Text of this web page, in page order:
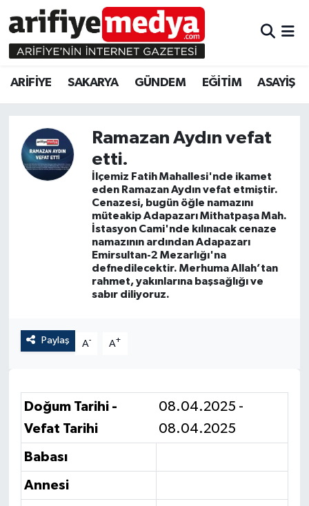
ARİFİYE SAKARYA GÜNDEM EĞİTİM ASAYİŞ
Ramazan Aydın vefat
etti.
İlçemiz Fatih Mahallesi'nde ikamet
eden Ramazan Aydın vefat etmiştir.
Cenazesi, bugün öğle namazını
müteakip Adapazarı Mithatpaşa Mah.
İstasyon Cami'nde kılınacak cenaze
namazının ardından Adapazarı
Emirsultan-2 Mezarlığı'na
defnedilecektir. Merhuma Allah’tan
rahmet, yakınlarına başsağlığı ve
sabır diliyoruz.
Paylaş A- A+
Doğum Tarihi -
Vefat Tarihi
08.04.2025 -
08.04.2025
Babası
Annesi
ARİFİYE
SAKARYA
EĞİTİM
EKONOMİ
ARİFİYE
GÜNDEM
EKONOMİ
Sakarya Hava Durumu
Sakarya Namaz Vakitleri
Süper Lig Puan Durumu ve Fikstür
Tüm Manşetler
Son Dakika Haberleri
Haber Arşivi